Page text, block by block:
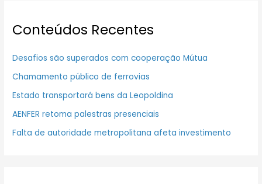
Conteúdos Recentes
Desafios são superados com cooperação Mútua
Chamamento público de ferrovias
Estado transportará bens da Leopoldina
AENFER retoma palestras presenciais
Falta de autoridade metropolitana afeta investimento